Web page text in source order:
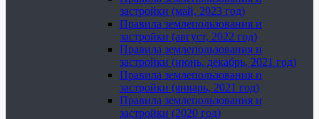
застройки (май, 2023 год)
Правила землепользования и
застройки (август, 2022 год)
Правила землепользования и
застройки (июнь, декабрь, 2021 год)
Правила землепользования и
застройки (январь, 2021 год)
Правила землепользования и
застройки (2020 год)